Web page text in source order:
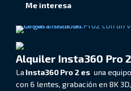
Me interesa
Alquiler Insta360 Pro 2
La Insta360 Pro 2 es una
con 6 lentes, grabación en 8K